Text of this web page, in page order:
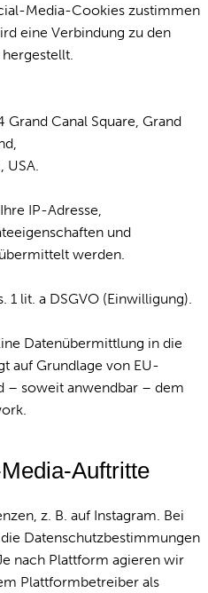
Media-Cookies zustimmen
eine Verbindung zu den
Canal Square, Grand
IP-Adresse,
und
werden.
1 lit. a DSGVO (Einwilligung).
Datenübermittlung in die
auf Grundlage von EU-
– soweit anwendbar – dem
Auftritte
z. B. auf Instagram. Bei
Datenschutzbestimmungen
nach Plattform agieren wir
Plattformbetreiber als